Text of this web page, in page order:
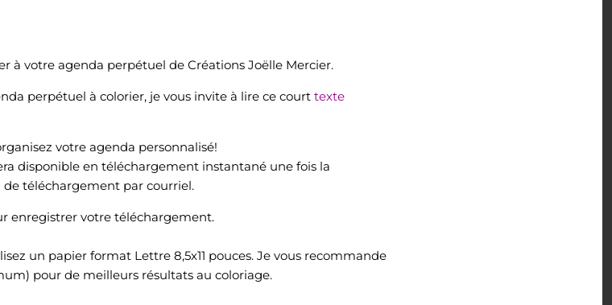
à votre agenda perpétuel de Créations Joëlle Mercier.
perpétuel à colorier, je vous invite à lire ce court texte
votre agenda personnalisé!
disponible en téléchargement instantané une fois la
de téléchargement par courriel.
enregistrer votre téléchargement.
un papier format Lettre 8,5x11 pouces. Je vous recommande
pour de meilleurs résultats au coloriage.